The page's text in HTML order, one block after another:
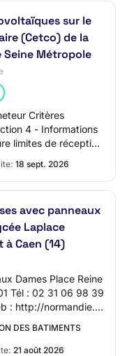
sur le
(Cetco) de la
Seine Métropole
Critères
4 - Informations
limites de réception
18 sept. 2026
avec panneaux
Laplace
Caen (14)
Dames Place Reine
Tél : 02 31 06 98 39
: http://normandie.fr
DES BATIMENTS
21 août 2026